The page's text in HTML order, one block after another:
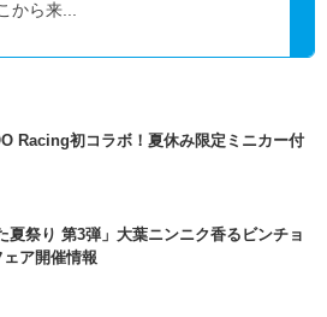
から来...
Racing初コラボ！夏休み限定ミニカー付
夏祭り 第3弾」大葉ニンニク香るビンチョ
ア開催情報